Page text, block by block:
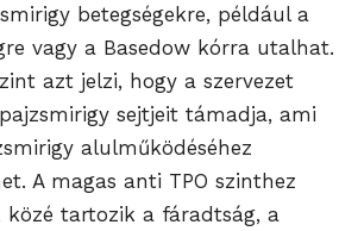
betegségekre, például a
vagy a Basedow kórra utalhat.
azt jelzi, hogy a szervezet
sejtjeit támadja, ami
alulműködéséhez
A magas anti TPO szinthez
tartozik a fáradtság, a